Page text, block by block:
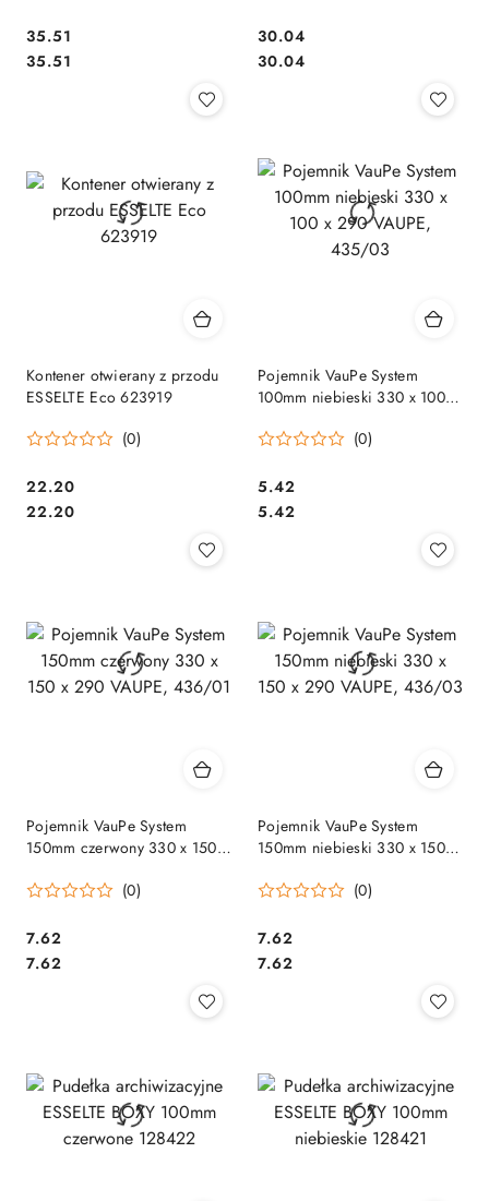
Cena:
35.51
Cena:
35.51
Cena:
30.04
Cena:
30.04
Kontener otwierany z przodu
ESSELTE Eco 623919
(0)
Cena:
22.20
Cena:
22.20
Pojemnik VauPe System
100mm niebieski 330 x 100 x
(0)
Cena:
5.42
Cena:
5.42
Pojemnik VauPe System
150mm czerwony 330 x 150 x
(0)
Cena:
7.62
Cena:
7.62
Pojemnik VauPe System
150mm niebieski 330 x 150 x
(0)
Cena:
7.62
Cena:
7.62